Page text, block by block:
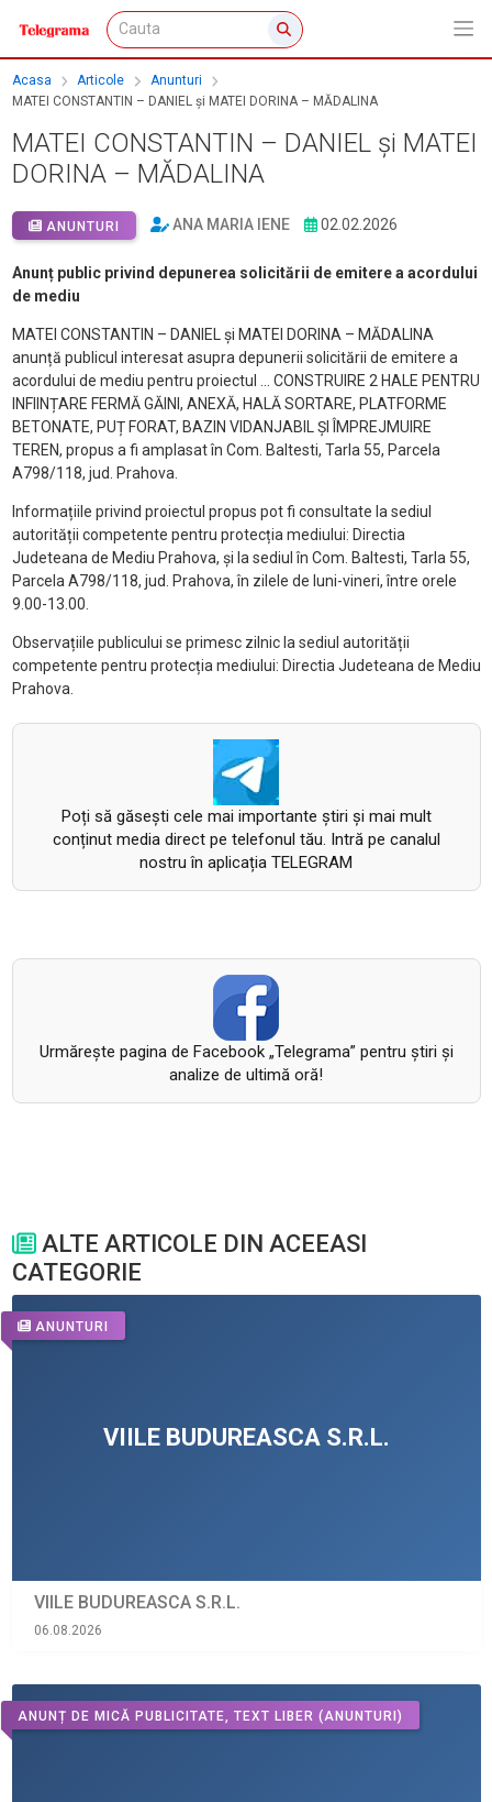
Acasa Articole
Anunturi
MATEI CONSTANTIN – DANIEL și MATEI DORINA – MĂDALINA
MATEI CONSTANTIN – DANIEL și MATEI
DORINA – MĂDALINA
ANUNTURI ANA MARIA IENE 02.02.2026
Anunț public privind depunerea solicitării de emitere a acordului
de mediu
MATEI CONSTANTIN – DANIEL și MATEI DORINA – MĂDALINA
anunță publicul interesat asupra depunerii solicitării de emitere a
acordului de mediu pentru proiectul … CONSTRUIRE 2 HALE PENTRU
INFIINȚARE FERMĂ GĂINI, ANEXĂ, HALĂ SORTARE, PLATFORME
BETONATE, PUȚ FORAT, BAZIN VIDANJABIL ȘI ÎMPREJMUIRE
TEREN, propus a fi amplasat în Com. Baltesti, Tarla 55, Parcela
A798/118, jud. Prahova.
Informațiile privind proiectul propus pot fi consultate la sediul
autorității competente pentru protecția mediului: Directia
Judeteana de Mediu Prahova, și la sediul în Com. Baltesti, Tarla 55,
Parcela A798/118, jud. Prahova, în zilele de luni-vineri, între orele
9.00-13.00.
Observațiile publicului se primesc zilnic la sediul autorității
competente pentru protecția mediului: Directia Judeteana de Mediu
Prahova.
Poți să găsești cele mai importante știri și mai mult
conținut media direct pe telefonul tău. Intră pe canalul
nostru în aplicația TELEGRAM
Urmăreşte pagina de Facebook „Telegrama” pentru ştiri şi
analize de ultimă oră!
ALTE ARTICOLE DIN ACEEASI
CATEGORIE
ANUNTURI
VIILE BUDUREASCA S.R.L.
06.08.2026
ANUNȚ DE MICĂ PUBLICITATE, TEXT LIBER (ANUNTURI)